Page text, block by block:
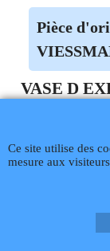
Pièce
VASE D
Rétractation
Ce site utilise des
mesure aux